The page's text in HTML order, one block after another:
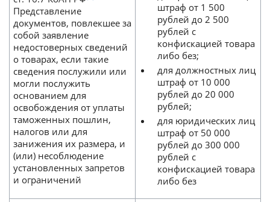
Представление
документов, повлекшее за
собой заявление
недостоверных сведений
о товарах, если такие
сведения послужили или
могли послужить
основанием для
освобождения от уплаты
таможенных пошлин,
налогов или для
занижения их размера, и
(или) несоблюдение
установленных запретов
и ограничений
штраф от 1 500
рублей до 2 500
рублей с
конфискацией товара
либо без;
для должностных лиц
штраф от 10 000
рублей до 20 000
рублей;
для юридических лиц
штраф от 50 000
рублей до 300 000
рублей с
конфискацией товара
либо без